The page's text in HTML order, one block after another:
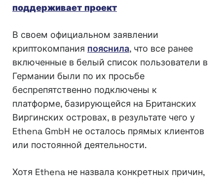
поддерживает проект
В своем официальном заявлении
криптокомпания пояснила, что все ранее
включенные в белый список пользователи в
Германии были по их просьбе
беспрепятственно подключены к
платформе, базирующейся на Британских
Виргинских островах, в результате чего у
Ethena GmbH не осталось прямых клиентов
или постоянной деятельности.
Хотя Ethena не назвала конкретных причин,